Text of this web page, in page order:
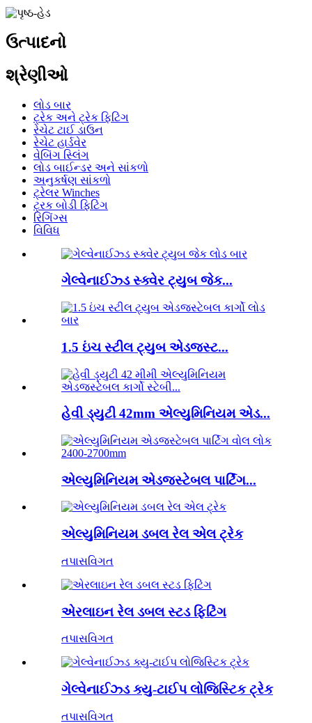
ઉત્પાદનો
શ્રેણીઓ
લોડ બાર
ટ્રેક અને ટ્રેક ફિટિંગ
રેચેટ ટાઈ ડાઉન
રેચેટ હાર્ડવેર
વેબિંગ સ્લિંગ
લોડ બાઈન્ડર અને સાંકળો
અનુકર્ષણ સાંકળો
ટ્રેલર Winches
ટ્રક બોડી ફિટિંગ
રિગિંગ્સ
વિવિધ
ગેલ્વેનાઈઝ્ડ સ્ક્વેર ટ્યુબ જેક...
1.5 ઇંચ સ્ટીલ ટ્યુબ એડજસ્ટ...
હેવી ડ્યુટી 42mm એલ્યુમિનિયમ એડ...
એલ્યુમિનિયમ એડજસ્ટેબલ પાર્ટિંગ...
એલ્યુમિનિયમ ડબલ રેલ એલ ટ્રેક
તપાસવિગત
એરલાઇન રેલ ડબલ સ્ટડ ફિટિંગ
તપાસવિગત
ગેલ્વેનાઈઝ્ડ ક્યુ-ટાઈપ લોજિસ્ટિક ટ્રેક
તપાસવિગત